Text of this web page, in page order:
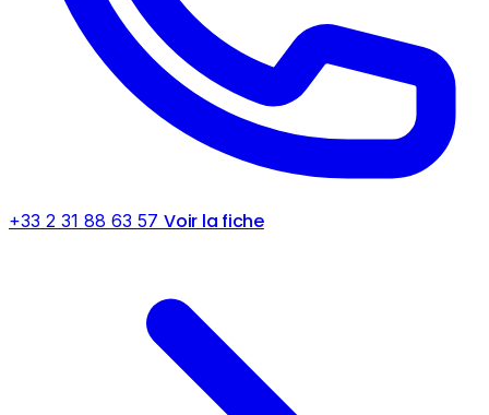
+33 2 31 88 63 57 Voir la fiche